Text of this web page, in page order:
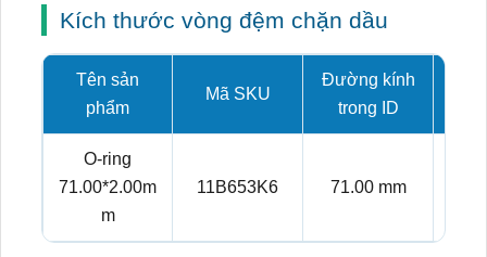
Kích thước vòng đệm chặn dầu
Tên sản
phẩm
Mã SKU
Đường kính
trong ID
O-ring
71.00*2.00m
m
11B653K6 71.00 mm